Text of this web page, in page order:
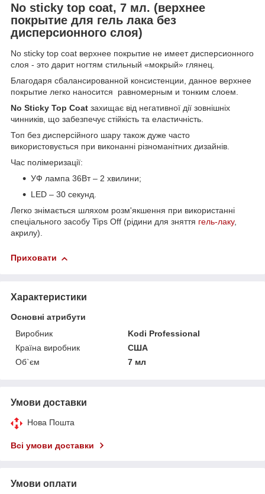
No sticky top coat, 7 мл. (верхнее
покрытие для гель лака без
дисперсионного слоя)
No sticky top coat верхнее покрытие не имеет дисперсионного
слоя - это дарит ногтям стильный «мокрый» глянец.
Благодаря сбалансированной консистенции, данное верхнее
покрытие легко наносится равномерным и тонким слоем.
No Sticky Top Coat захищає від негативної дії зовнішніх
чинників, що забезпечує стійкість та еластичність.
Топ без дисперсійного шару також дуже часто
використовується при виконанні різноманітних дизайнів.
Час полімеризації:
УФ лампа 36Вт – 2 хвилини;
LED – 30 секунд.
Легко знімається шляхом розм'якшення при використанні
спеціального засобу Tips Off (рідини для зняття гель-лаку,
акрилу).
Приховати
Характеристики
Основні атрибути
Виробник
Kodi Professional
Країна виробник
США
Об`єм
7 мл
Умови доставки
Нова Пошта
Всі умови доставки
Умови оплати